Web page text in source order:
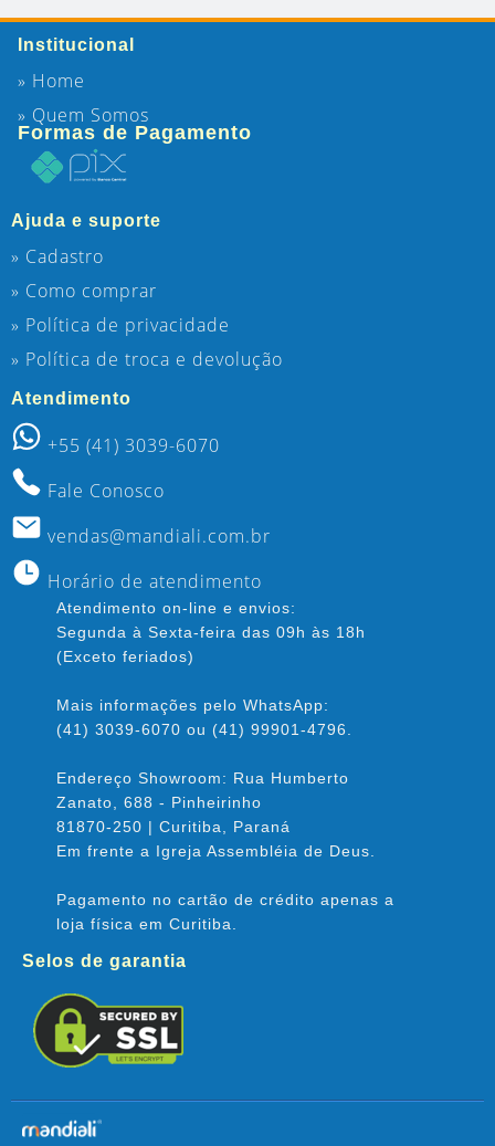
Institucional
» Home
» Quem Somos
Formas de Pagamento
Ajuda e suporte
» Cadastro
» Como comprar
» Política de privacidade
» Política de troca e devolução
Atendimento
+55 (41) 3039-6070
Fale Conosco
vendas@mandiali.com.br
Horário de atendimento
Atendimento on-line e envios:
Segunda à Sexta-feira das 09h às 18h
(Exceto feriados)
Mais informações pelo WhatsApp:
(41) 3039-6070 ou (41) 99901-4796.
Endereço Showroom: Rua Humberto
Zanato, 688 - Pinheirinho
81870-250 | Curitiba, Paraná
Em frente a Igreja Assembléia de Deus.
Pagamento no cartão de crédito apenas a
loja física em Curitiba.
Selos de garantia